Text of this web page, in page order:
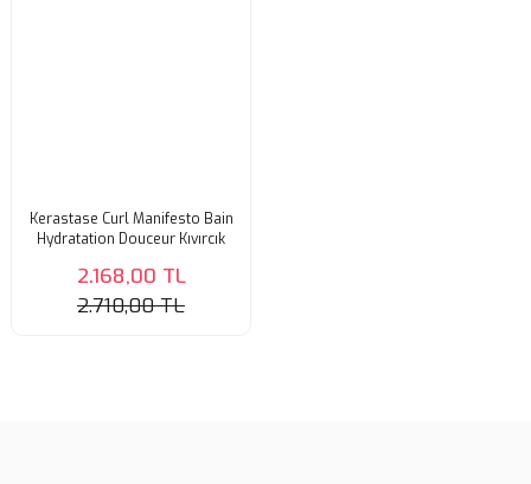
Kerastase Curl Manifesto Bain
Hydratation Douceur Kıvırcık
250 Ml
2.168,00 TL
2.710,00 TL